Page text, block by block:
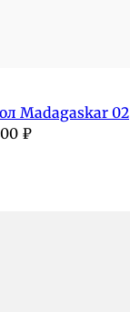
Madagaskar 02
₽